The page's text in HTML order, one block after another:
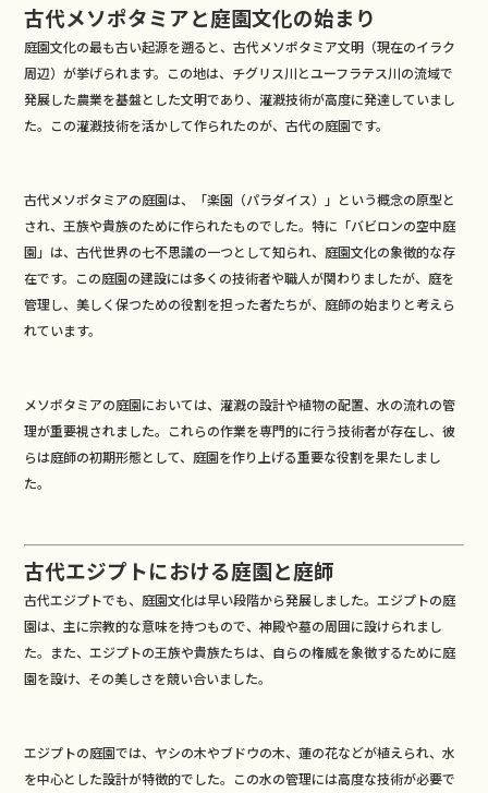
古代メソポタミアと庭園文化の始まり
庭園文化の最も古い起源を遡ると、古代メソポタミア文明（現在のイラク
周辺）が挙げられます。この地は、チグリス川とユーフラテス川の流域で
発展した農業を基盤とした文明であり、灌漑技術が高度に発達していまし
た。この灌漑技術を活かして作られたのが、古代の庭園です。
古代メソポタミアの庭園は、「楽園（パラダイス）」という概念の原型と
され、王族や貴族のために作られたものでした。特に「バビロンの空中庭
園」は、古代世界の七不思議の一つとして知られ、庭園文化の象徴的な存
在です。この庭園の建設には多くの技術者や職人が関わりましたが、庭を
管理し、美しく保つための役割を担った者たちが、庭師の始まりと考えら
れています。
メソポタミアの庭園においては、灌漑の設計や植物の配置、水の流れの管
理が重要視されました。これらの作業を専門的に行う技術者が存在し、彼
らは庭師の初期形態として、庭園を作り上げる重要な役割を果たしまし
た。
古代エジプトにおける庭園と庭師
古代エジプトでも、庭園文化は早い段階から発展しました。エジプトの庭
園は、主に宗教的な意味を持つもので、神殿や墓の周囲に設けられまし
た。また、エジプトの王族や貴族たちは、自らの権威を象徴するために庭
園を設け、その美しさを競い合いました。
エジプトの庭園では、ヤシの木やブドウの木、蓮の花などが植えられ、水
を中心とした設計が特徴的でした。この水の管理には高度な技術が必要で